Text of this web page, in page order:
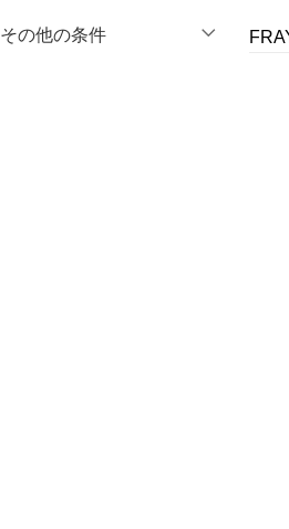
オールインワン・オーバ
ーオール
クリア 絞り込み
％OFF～ ％OFF
その他の条件